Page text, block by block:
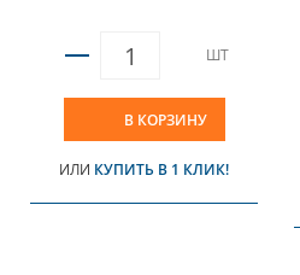
ШТ
В КОРЗИНУ
ИЛИ КУПИТЬ В 1 КЛИК!